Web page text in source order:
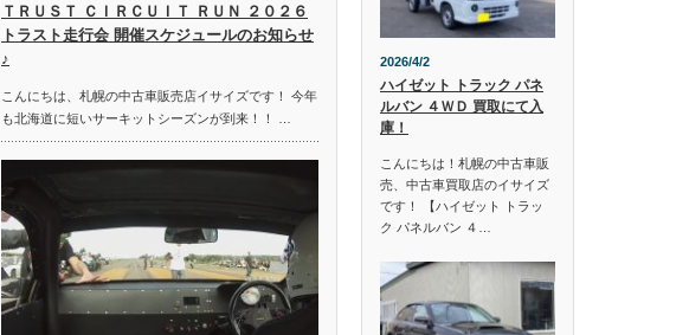
ＴＲＵＳＴ ＣＩＲＣＵＩＴ ＲＵＮ ２０２６
トラスト走行会 開催スケジュールのお知らせ
♪
こんにちは、札幌の中古車販売店イサイズです！ 今年
も北海道に短いサーキットシーズンが到来！！ …
2026/4/2
ハイゼット トラック パネ
ルバン ４ＷＤ 買取にて入
庫！
こんにちは！札幌の中古車販
売、中古車買取店のイサイズ
です！ 【ハイゼット トラッ
ク パネルバン ４…